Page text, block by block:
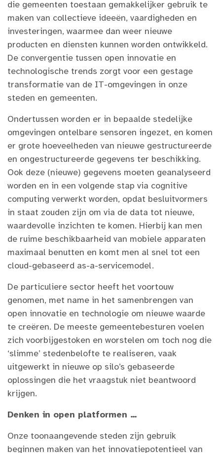
die gemeenten toestaan gemakkelijker gebruik te
maken van collectieve ideeën, vaardigheden en
investeringen, waarmee dan weer nieuwe
producten en diensten kunnen worden ontwikkeld.
De convergentie tussen open innovatie en
technologische trends zorgt voor een gestage
transformatie van de IT-omgevingen in onze
steden en gemeenten.
Ondertussen worden er in bepaalde stedelijke
omgevingen ontelbare sensoren ingezet, en komen
er grote hoeveelheden van nieuwe gestructureerde
en ongestructureerde gegevens ter beschikking.
Ook deze (nieuwe) gegevens moeten geanalyseerd
worden en in een volgende stap via cognitive
computing verwerkt worden, opdat besluitvormers
in staat zouden zijn om via de data tot nieuwe,
waardevolle inzichten te komen. Hierbij kan men
de ruime beschikbaarheid van mobiele apparaten
maximaal benutten en komt men al snel tot een
cloud-gebaseerd as-a-servicemodel.
De particuliere sector heeft het voortouw
genomen, met name in het samenbrengen van
open innovatie en technologie om nieuwe waarde
te creëren. De meeste gemeentebesturen voelen
zich voorbijgestoken en worstelen om toch nog die
‘slimme’ stedenbelofte te realiseren, vaak
uitgewerkt in nieuwe op silo’s gebaseerde
oplossingen die het vraagstuk niet beantwoord
krijgen.
Denken in open platformen …
Onze toonaangevende steden zijn gebruik
beginnen maken van het innovatiepotentieel van